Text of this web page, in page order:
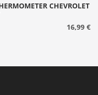
CHEVROLET
16,99 €